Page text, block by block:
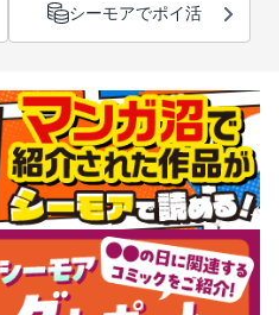
シーモアでポイ活